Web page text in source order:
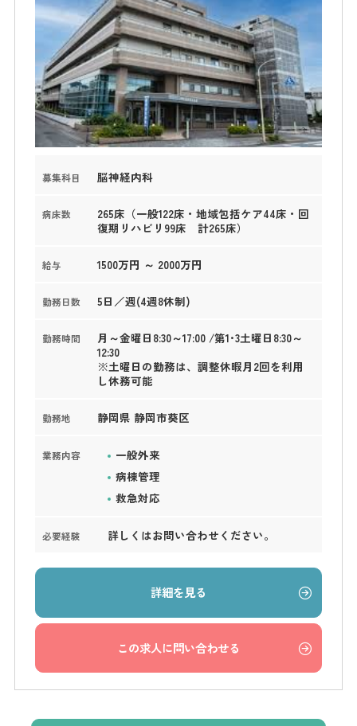
募集科目 脳神経内科
病床数
265床（一般122床・地域包括ケア44床・回
復期リハビリ99床 計265床）
給与 1500万円 ～ 2000万円
勤務日数 5日／週(4週8休制)
勤務時間
月～金曜日8:30～17:00 /第1･3土曜日8:30～
12:30
※土曜日の勤務は、調整休暇月2回を利用
し休務可能
勤務地 静岡県 静岡市葵区
業務内容
一般外来
病棟管理
救急対応
必要経験 詳しくはお問い合わせください。
詳細を見る
この求人に問い合わせる